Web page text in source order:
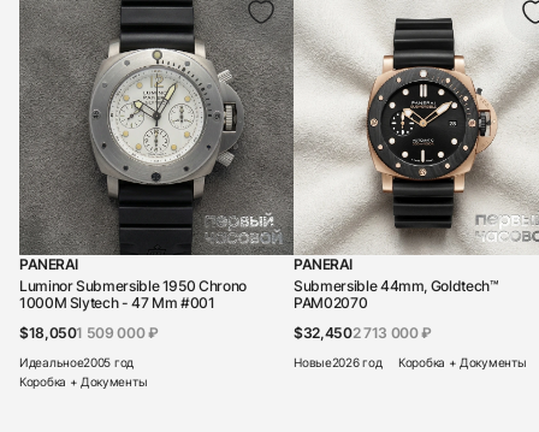
PANERAI
Luminor Submersible 1950 Chrono
1000M Slytech - 47 Mm #001
$18,0501 509 000 ₽
Идеальное2005 год
Коробка + Документы
PANERAI
Submersible 44mm, Goldtech™
PAM02070
$32,4502 713 000 ₽
Новые2026 год Коробка + Документы